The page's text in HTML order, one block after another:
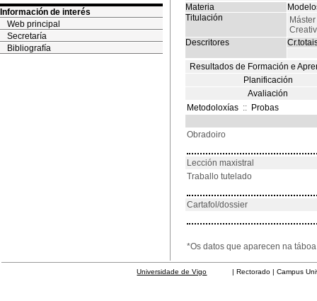
Información de interés
Web principal
Secretaría
Bibliografía
Materia
Titulación
Descritores
Resultados de Formación e
Planificación
Avaliación
Metodoloxías :: Probas
Obradoiro
Lección maxistral
Traballo tutelado
Cartafol/dossier
*Os datos que aparecen na
Universidade de Vigo | Rectorado | Campus